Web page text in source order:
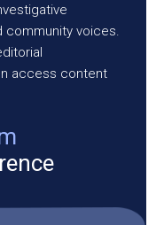
community voices.
access content